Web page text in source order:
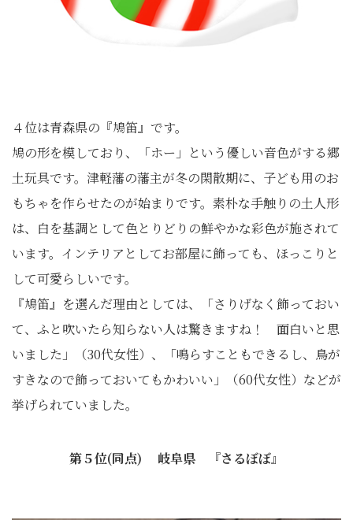
４位は青森県の『鳩笛』です。
鳩の形を模しており、「ホー」という優しい音色がする郷
土玩具です。津軽藩の藩主が冬の閑散期に、子ども用のお
もちゃを作らせたのが始まりです。素朴な手触りの土人形
は、白を基調として色とりどりの鮮やかな彩色が施されて
います。インテリアとしてお部屋に飾っても、ほっこりと
して可愛らしいです。
『鳩笛』を選んだ理由としては、「さりげなく飾っておい
て、ふと吹いたら知らない人は驚きますね！ 面白いと思
いました」（30代女性）、「鳴らすこともできるし、鳥が
すきなので飾っておいてもかわいい」（60代女性）などが
挙げられていました。
第５位(同点) 岐阜県 『さるぼぼ』